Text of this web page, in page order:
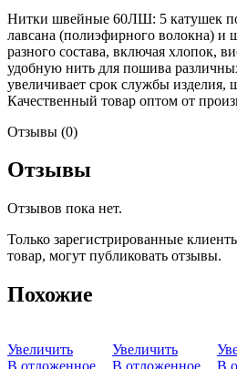
Нитки швейные 60ЛШ: 5 катушек
лавсана (полиэфирного волокна) и
разного состава, включая хлопок,
удобную нить для пошива
увеличивает срок службы изделия,
Качественный товар оптом от
Отзывы (0)
Отзывы
Отзывов пока нет.
Только зарегистрированные
товар, могут публиковать отзывы.
Похожие
Увеличить
Увеличить